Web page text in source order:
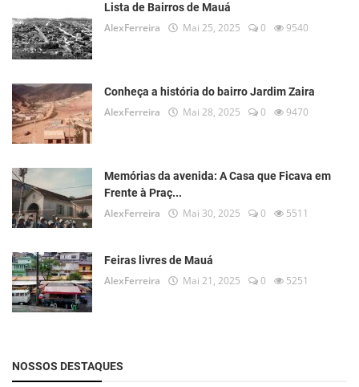
Portuguese
Lista de Bairros de Mauá
AlexFerreira Mai 25, 2025 0 9540
Conheça a história do bairro Jardim Zaira
AlexFerreira Mai 28, 2025 0 9470
Memórias da avenida: A Casa que Ficava em
Frente à Praç...
AlexFerreira Mai 30, 2025 0 5511
Feiras livres de Mauá
AlexFerreira Mai 21, 2025 0 5251
NOSSOS DESTAQUES